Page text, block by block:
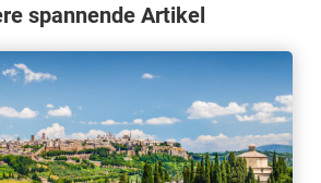
spannende Artikel